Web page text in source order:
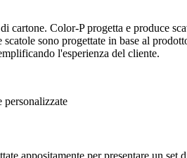
cartone. Color-P progetta e produce
sono progettate in base al
l'esperienza del cliente.
appositamente per presentare un